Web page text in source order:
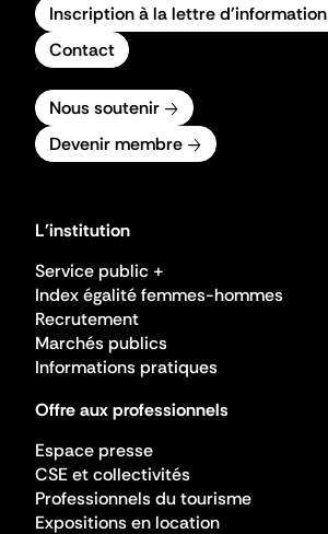
Inscription à la lettre d'information
Contact
Nous soutenir
Devenir membre
L'institution
Service public +
Index égalité femmes-hommes
Recrutement
Marchés publics
Informations pratiques
Offre aux professionnels
Espace presse
CSE et collectivités
Professionnels du tourisme
Expositions en location